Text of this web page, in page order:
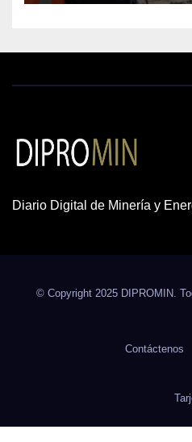
Diario Digital de Minería y
© Copyright 2025 DIPROMIN.
Contáctenos